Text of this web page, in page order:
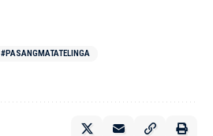
#PASANGMATATELINGA